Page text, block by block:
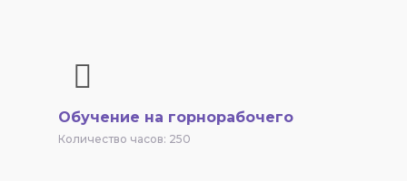
Обучение на горнорабочего
Количество часов: 250